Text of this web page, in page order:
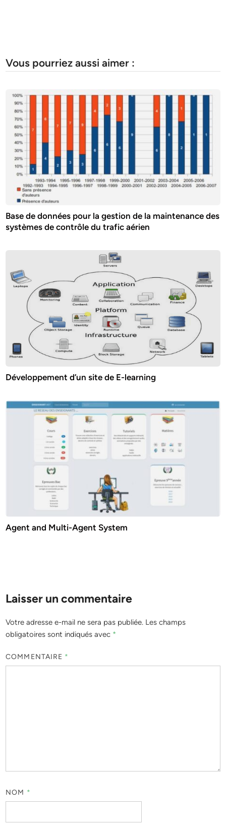
Vous pourriez aussi aimer :
Base de données pour la gestion de la maintenance des
systèmes de contrôle du trafic aérien
Développement d’un site de E-learning
Agent and Multi-Agent System
Laisser un commentaire
Votre adresse e-mail ne sera pas publiée. Les champs
obligatoires sont indiqués avec *
COMMENTAIRE *
NOM *